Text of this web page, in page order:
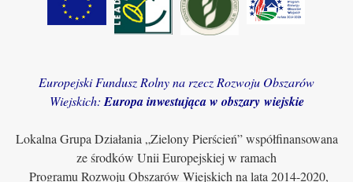
Europejski Fundusz Rolny na rzecz Rozwoju Obszarów
Wiejskich: Europa inwestująca w obszary wiejskie
Lokalna Grupa Działania „Zielony Pierścień” współfinansowana
ze środków Unii Europejskiej w ramach
Programu Rozwoju Obszarów Wiejskich na lata 2014-2020,